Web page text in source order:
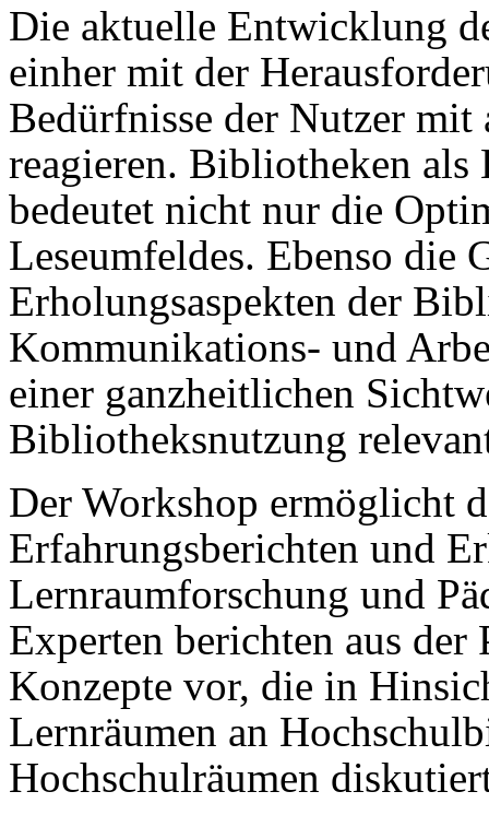
Die aktuelle Entwicklung
einher mit der
Bedürfnisse der Nutzer mit
reagieren. Bibliotheken als
bedeutet nicht nur die
Leseumfeldes. Ebenso die
Erholungsaspekten der
Kommunikations- und
einer ganzheitlichen
Bibliotheksnutzung
Der Workshop ermöglicht
Erfahrungsberichten und
Lernraumforschung und
Experten berichten aus
Konzepte vor, die in
Lernräumen an
Hochschulräumen